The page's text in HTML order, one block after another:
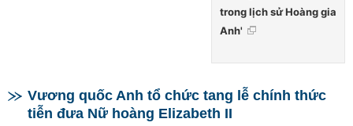
trong lịch sử Hoàng gia
Anh'
Vương quốc Anh tổ chức tang lễ chính thức
tiễn đưa Nữ hoàng Elizabeth II